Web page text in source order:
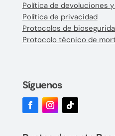
Política de devoluciones
Política de privacidad
Protocolos de
Protocolo técnico de
Síguenos